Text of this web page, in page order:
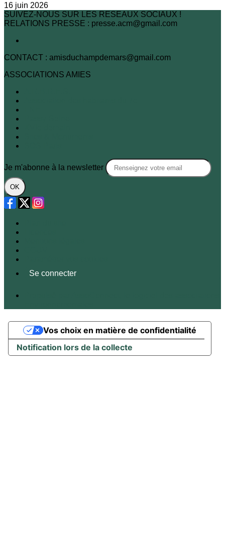
16 juin 2026
SUIVEZ-NOUS SUR LES RESEAUX SOCIAUX !
RELATIONS PRESSE : presse.acm@gmail.com
CONTACT : amisduchampdemars@gmail.com
ASSOCIATIONS AMIES
Je m'abonne à la newsletter
OK
Se connecter
Notification lors de la collecte
Vos choix en matière de confidentialité